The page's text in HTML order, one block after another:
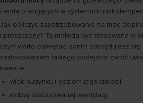
ciepła pracujących w systemach
Jak obliczyć zapotrzebowanie na moc
uproszczony? Ta metoda być stosowana w
czym warto pamiętać, zanim zdecydujesz się
zastosowaniem takiego podejścia zwróć
kwestie:
wiek budynku i poziom jego izolacji,
rodzaj zastosowanej wentylacji,